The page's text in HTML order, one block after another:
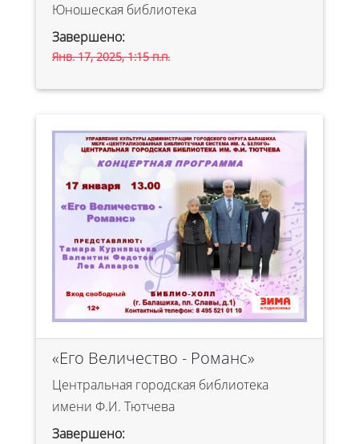
Юношеская библиотека
Завершено:
Янв. 17, 2025, 1:15 п.п.
«Его Величество - Романс»
Центральная городская библиотека
имени Ф.И. Тютчева
Завершено: